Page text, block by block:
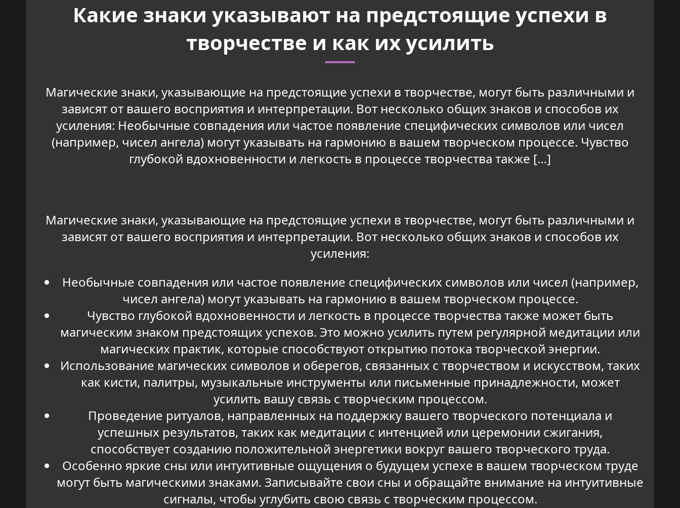
Какие знаки указывают на предстоящие успехи в
творчестве и как их усилить
Магические знаки, указывающие на предстоящие успехи в творчестве, могут быть различными и
зависят от вашего восприятия и интерпретации. Вот несколько общих знаков и способов их
усиления: Необычные совпадения или частое появление специфических символов или чисел
(например, чисел ангела) могут указывать на гармонию в вашем творческом процессе. Чувство
глубокой вдохновенности и легкость в процессе творчества также […]
Магические знаки, указывающие на предстоящие успехи в творчестве, могут быть различными и
зависят от вашего восприятия и интерпретации. Вот несколько общих знаков и способов их
усиления:
Необычные совпадения или частое появление специфических символов или чисел (например,
чисел ангела) могут указывать на гармонию в вашем творческом процессе.
Чувство глубокой вдохновенности и легкость в процессе творчества также может быть
магическим знаком предстоящих успехов. Это можно усилить путем регулярной медитации или
магических практик, которые способствуют открытию потока творческой энергии.
Использование магических символов и оберегов, связанных с творчеством и искусством, таких
как кисти, палитры, музыкальные инструменты или письменные принадлежности, может
усилить вашу связь с творческим процессом.
Проведение ритуалов, направленных на поддержку вашего творческого потенциала и
успешных результатов, таких как медитации с интенцией или церемонии сжигания,
способствует созданию положительной энергетики вокруг вашего творческого труда.
Особенно яркие сны или интуитивные ощущения о будущем успехе в вашем творческом труде
могут быть магическими знаками. Записывайте свои сны и обращайте внимание на интуитивные
сигналы, чтобы углубить свою связь с творческим процессом.